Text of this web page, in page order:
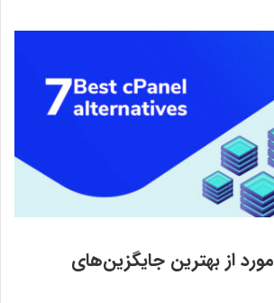
معرفی 7 مورد از بهترین جایگزین‌های